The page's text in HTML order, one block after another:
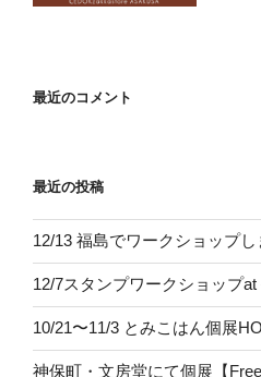
最近のコメント
最近の投稿
12/13 福島でワークショップし
12/7スタンプワークショップ
10/21〜11/3 とみこはん個展
神保町・文房堂にて個展【